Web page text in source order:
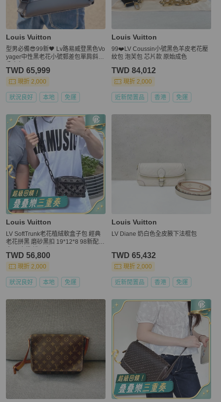
Louis Vuitton
型男必備😎99新🖤 Lv路易威登黑色Vo
yager中性黑老花小號郵差包單肩斜挎
TWD 65,999
現折 2,000
狀況良好 本地 免運
Louis Vuitton
99❤️LV Coussin小號黑色羊皮老花壓
紋包 泡芙包 芯片款 原始成色
TWD 84,012
現折 2,000
近新閒置品 香港 免運
Louis Vuitton
LV SoftTrunk老花植絨軟盒子包 經典
老花拼黑 磨砂黑扣 19*12*8 98新配件
TWD 56,800
現折 2,000
狀況良好 本地 免運
Louis Vuitton
LV Diane 奶白色全皮腋下法棍包
TWD 65,432
現折 2,000
近新閒置品 香港 免運